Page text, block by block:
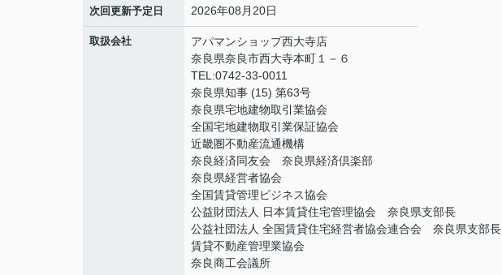
次回更新予定日 2026年08月20日
取扱会社
アパマンショップ西大寺店
奈良県奈良市西大寺本町１－６
TEL:0742-33-0011
奈良県知事 (15) 第63号
奈良県宅地建物取引業協会
全国宅地建物取引業保証協会
近畿圏不動産流通機構
奈良経済同友会 奈良県経済倶楽部
奈良県経営者協会
全国賃貸管理ビジネス協会
公益財団法人 日本賃貸住宅管理協会 奈良県支部長
公益社団法人 全国賃貸住宅経営者協会連合会 奈良県支部長
賃貸不動産管理業協会
奈良商工会議所